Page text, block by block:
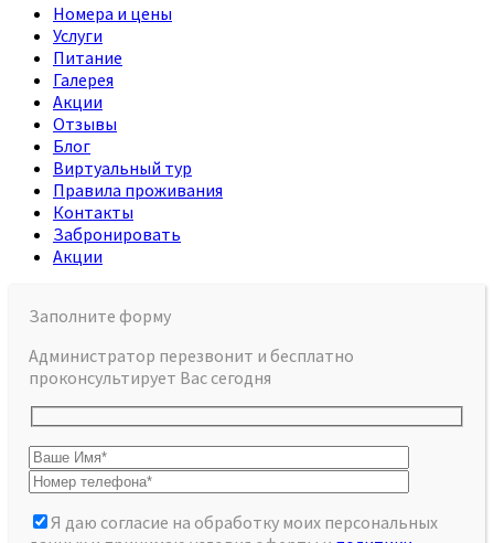
Номера и цены
Услуги
Питание
Галерея
Акции
Отзывы
Блог
Виртуальный тур
Правила проживания
Контакты
Забронировать
Акции
Заполните форму
Администратор перезвонит и бесплатно
проконсультирует Вас сегодня
Я даю согласие на обработку моих персональных